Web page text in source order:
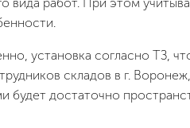
установка согласно ТЗ,
складов в г.
достаточно